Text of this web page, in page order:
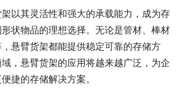
以其灵活性和强大的承载能力，成为存
状物品的理想选择。无论是管材、棒材
悬臂货架都能提供稳定可靠的存储方
，悬臂货架的应用将越来越广泛，为企
捷的存储解决方案。